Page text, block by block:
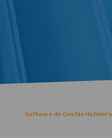
Software de Gestão Hoteleira